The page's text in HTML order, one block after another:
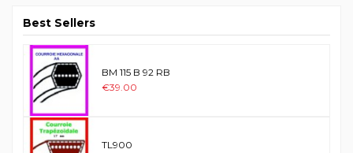
Best Sellers
BM 115 B 92 RB
€39.00
TL900